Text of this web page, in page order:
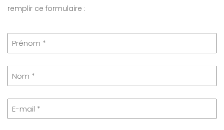
e
remplir ce formulaire :